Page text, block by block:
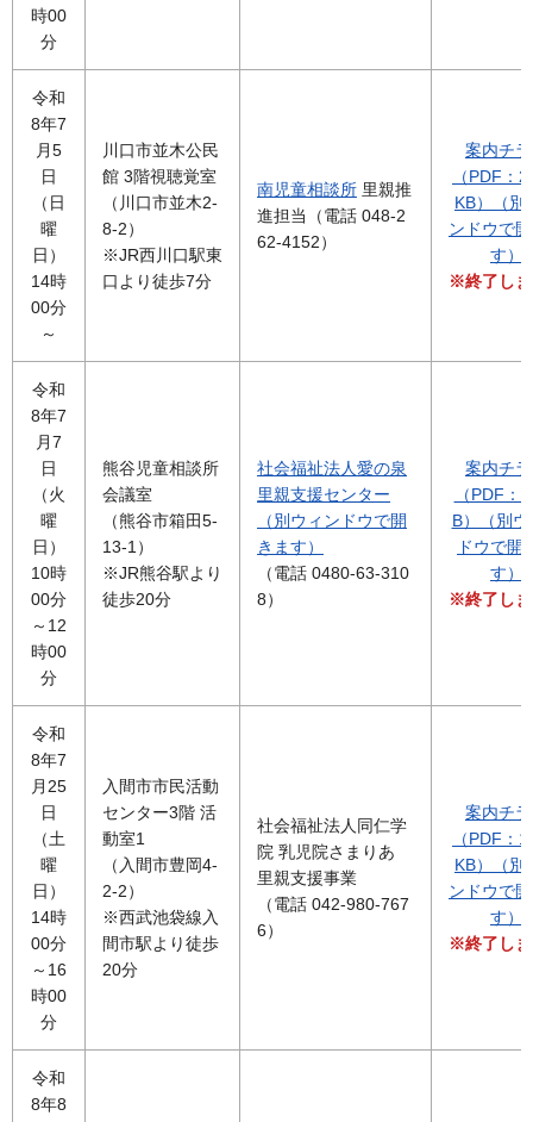
時00
分
令和
8年7
月5
日
（日
曜
日）
14時
00分
～
川口市並木公民
館 3階視聴覚室
（川口市並木2-
8-2）
※JR西川口駅東
口より徒歩7分
南児童相談所 里親推
進担当（電話 048-2
62-4152）
案内チ
（PDF：
KB）（別
ンドウで
す）
※終了し
令和
8年7
月7
日
（火
曜
日）
10時
00分
～12
時00
分
熊谷児童相談所
会議室
（熊谷市箱田5-
13-1）
※JR熊谷駅より
徒歩20分
社会福祉法人愛の泉
里親支援センター
（別ウィンドウで開
きます）
（電話 0480-63-310
8）
案内チ
（PDF：
B）（別ウ
ドウで開
す）
※終了し
令和
8年7
月25
日
（土
曜
日）
14時
00分
～16
時00
分
入間市市民活動
センター3階 活
動室1
（入間市豊岡4-
2-2）
※西武池袋線入
間市駅より徒歩
20分
社会福祉法人同仁学
院 乳児院さまりあ
里親支援事業
（電話 042-980-767
6）
案内チ
（PDF：
KB）（別
ンドウで
す）
※終了し
令和
8年8